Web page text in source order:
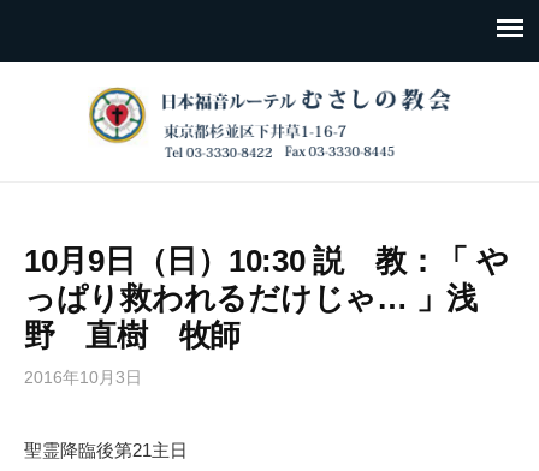
10月9日（日）10:30 説 教：「 や
っぱり救われるだけじゃ… 」浅
野 直樹 牧師
2016年10月3日
聖霊降臨後第21主日